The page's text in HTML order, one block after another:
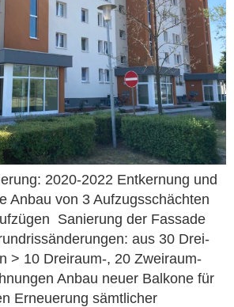
2020-2022 Entkernung und
Anbau von 3 Aufzugsschächten
Sanierung der Fassade
aus 30 Drei-
> 10 Dreiraum-, 20 Zweiraum-
Anbau neuer Balkone für
Erneuerung sämtlicher